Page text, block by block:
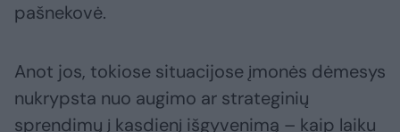
pašnekovė.
Anot jos, tokiose situacijose įmonės dėmesys
nukrypsta nuo augimo ar strateginių
sprendimų į kasdienį išgyvenimą – kaip laiku